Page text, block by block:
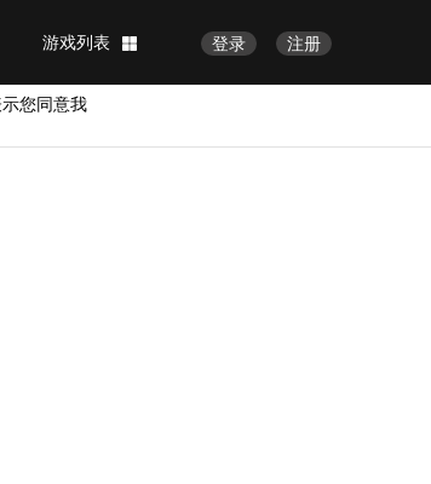
注册
登录
游戏列表
您同意我